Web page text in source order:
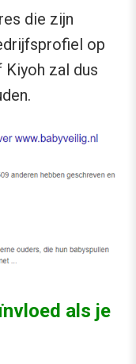
die zijn
op
zal dus
als je